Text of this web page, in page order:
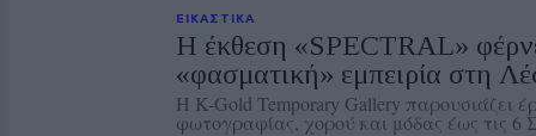
ΕΙΚΑΣΤΙΚΑ
Η έκθεση «SPECTRAL»
«φασματική» εμπειρία στη
Η K-Gold Temporary Gallery παρουσιάζει
φωτογραφίας, χορού και μόδας έως τις 6